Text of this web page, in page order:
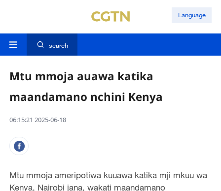
Language
search
Mtu mmoja auawa katika
maandamano nchini Kenya
06:15:21 2025-06-18
Mtu mmoja ameripotiwa kuuawa katika mji mkuu wa
Kenya, Nairobi jana, wakati maandamano